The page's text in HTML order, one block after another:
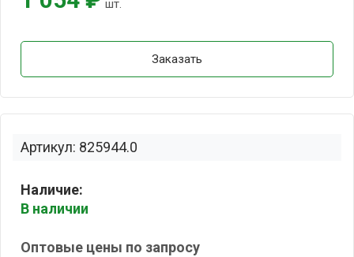
Артикул: 825944.0
Наличие:
В наличии
Оптовые цены по запросу
шт.
Заказать